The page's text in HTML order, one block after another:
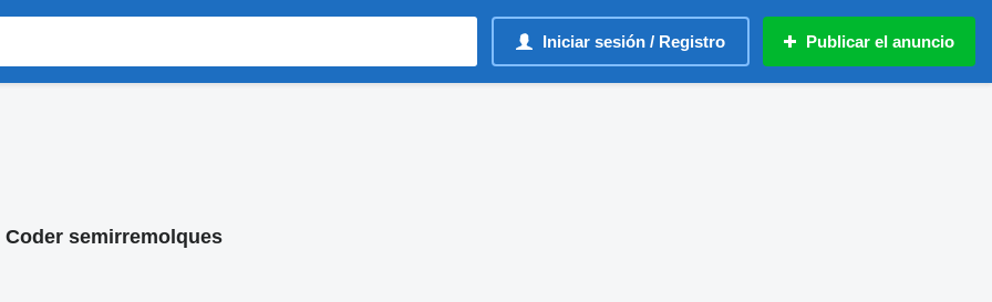
Iniciar sesión / Registro Publicar el anuncio
Coder semirremolques